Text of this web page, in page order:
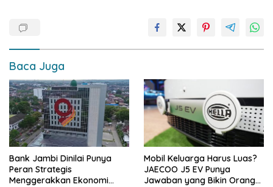
o
k
p
p
n
Baca Juga
Bank Jambi Dinilai Punya
Peran Strategis
Menggerakkan Ekonomi
Mobil Keluarga Harus Luas?
JAECOO J5 EV Punya
Jawaban yang Bikin Orang